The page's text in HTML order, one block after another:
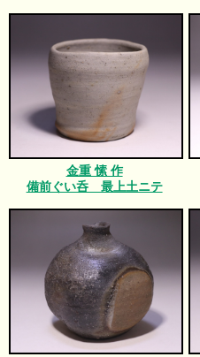
金重 愫 作
備前ぐい呑 最上土ニテ